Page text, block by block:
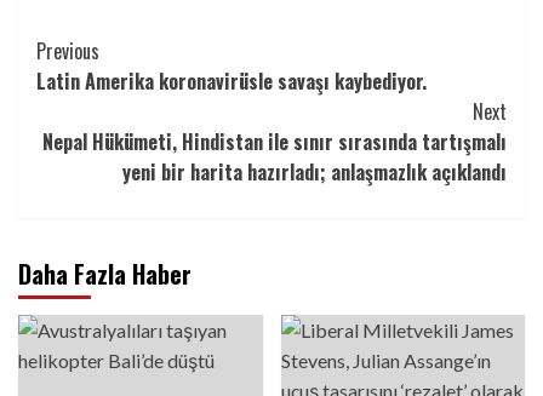
Continue
Reading
Previous
Latin Amerika koronavirüsle savaşı kaybediyor.
Next
Nepal Hükümeti, Hindistan ile sınır sırasında tartışmalı
yeni bir harita hazırladı; anlaşmazlık açıklandı
Daha Fazla Haber